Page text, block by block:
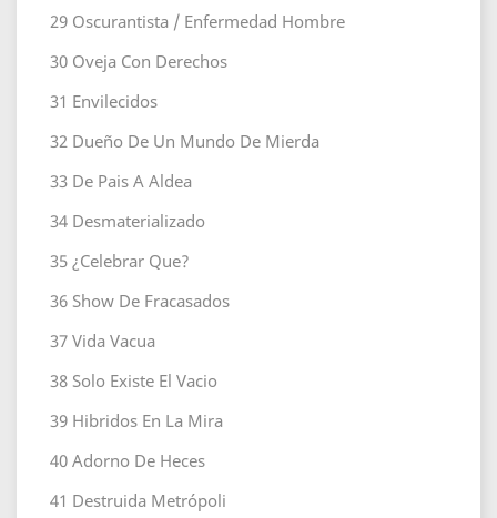
29 Oscurantista / Enfermedad Hombre
30 Oveja Con Derechos
31 Envilecidos
32 Dueño De Un Mundo De Mierda
33 De Pais A Aldea
34 Desmaterializado
35 ¿Celebrar Que?
36 Show De Fracasados
37 Vida Vacua
38 Solo Existe El Vacio
39 Hibridos En La Mira
40 Adorno De Heces
41 Destruida Metrópoli